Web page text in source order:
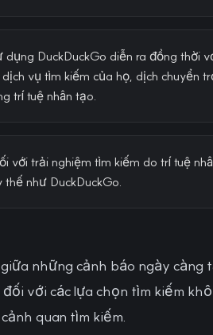
DuckDuckGo diễn ra đồng thời
vụ tìm kiếm của họ, dịch chuyển
trí tuệ nhân tạo.
với trải nghiệm tìm kiếm do trí tuệ
như DuckDuckGo.
những cảnh báo ngày
với các lựa chọn tìm kiếm
quan tìm kiếm.